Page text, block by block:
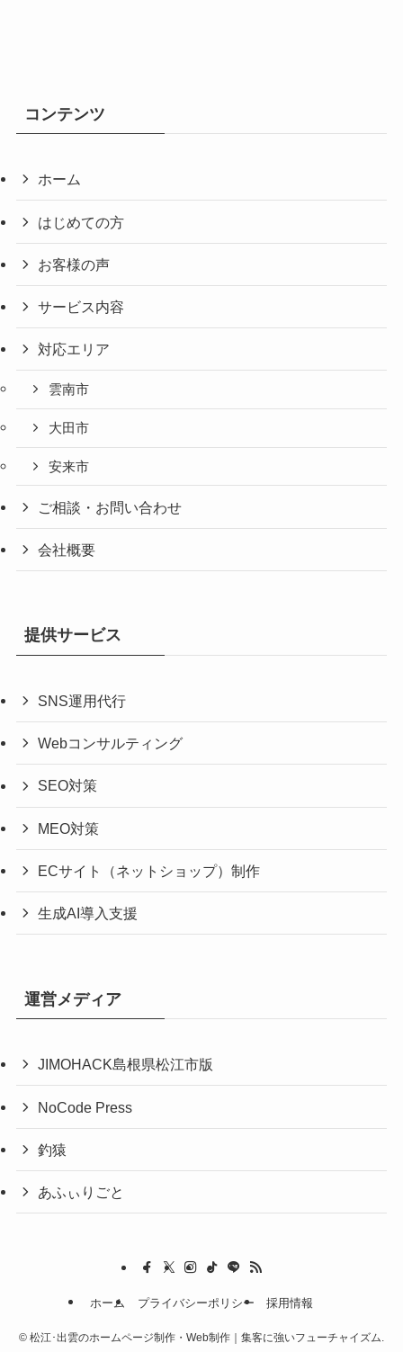
コンテンツ
ホーム
はじめての方
お客様の声
サービス内容
対応エリア
雲南市
大田市
安来市
ご相談・お問い合わせ
会社概要
提供サービス
SNS運用代行
Webコンサルティング
SEO対策
MEO対策
ECサイト（ネットショップ）制作
生成AI導入支援
運営メディア
JIMOHACK島根県松江市版
NoCode Press
釣猿
あふぃりごと
ホーム プライバシーポリシー 採用情報
© 松江･出雲のホームページ制作・Web制作｜集客に強いフューチャイズム.